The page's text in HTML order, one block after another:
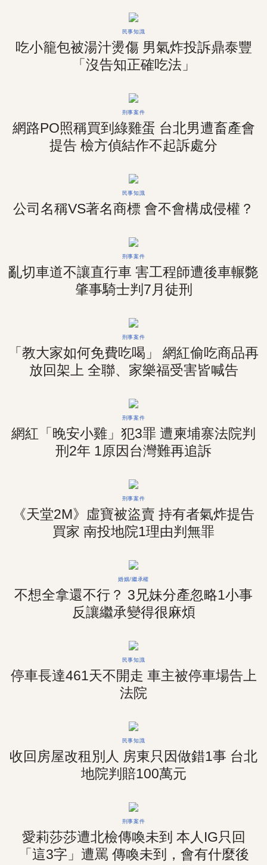
民事知識
吃小籠包被湯汁燙傷 男氣炸投訴鼎泰豐
「沒告知正確吃法」
刑事案件
網路PO照稱買到綠雞蛋 台北男遭畜產會
提告 檢方偵結作不起訴處分
民事知識
公司名稱VS著名商標 會不會構成侵權？
刑事案件
亂切車道不讓直行車 害工程師遭後車輾斃
肇事騎士判7月徒刑
刑事案件
「教大家如何免費吃喝」 網紅偷吃商品再
放回架上 全聯、家樂福受害皆喊告
刑事案件
網紅「晚安小雞」犯3罪 遭柬埔寨法院判
刑2年 1原因台灣難再追訴
刑事案件
《天堂2M》虛寶被盜賣 持有者氣炸提告
買家 南投地院1理由判無罪
婚姻/繼承權
不想全拿還不行？ 3兄妹分產忽略1小事
反讓繼承變得很麻煩
民事知識
停車長達461天不開走 車主被停車場告上
法院
民事知識
收回房屋改租別人 房東只因做錯1事 台北
地院判賠100萬元
刑事案件
愛莉莎莎遭北檢傳喚未到 本人IG只回
「這3字」遭罵 傳喚未到，會有什麼後